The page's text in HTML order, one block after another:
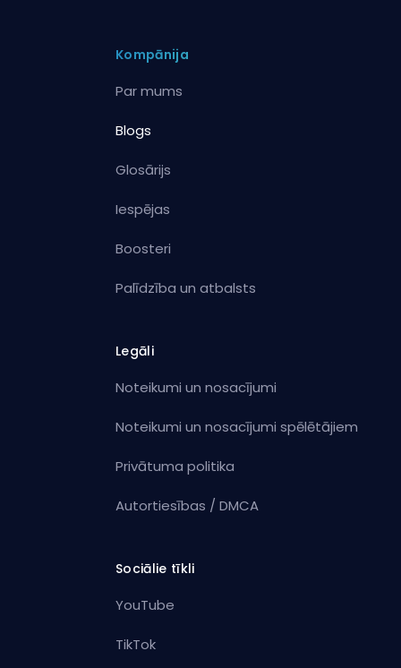
Kompānija
Par mums
Blogs
Glosārijs
Iespējas
Boosteri
Palīdzība un atbalsts
Legāli
Noteikumi un nosacījumi
Noteikumi un nosacījumi spēlētājiem
Privātuma politika
Autortiesības / DMCA
Sociālie tīkli
YouTube
TikTok